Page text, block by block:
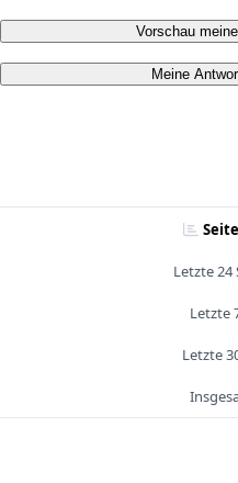
Vorschau
Meine
Letzte 24
Letzte
Letzte